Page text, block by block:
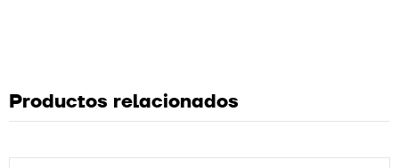
Productos relacionados